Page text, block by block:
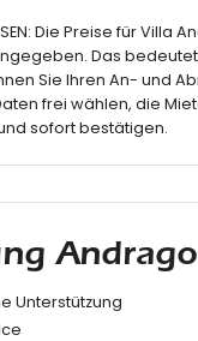
mit
jedes mit
Villa
Grundstück
Grill
Freien und Essbereich
Parkplätze und
Die Preise für
Das
Sie Ihren An- und
frei wählen, die
sofort bestätigen.
Unterstützung